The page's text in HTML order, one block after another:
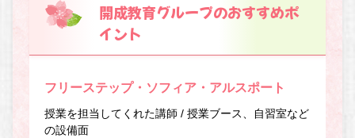
開成教育グループのおすすめポ
イント
フリーステップ・ソフィア・アルスポート
授業を担当してくれた講師 / 授業ブース、自習室など
の設備面